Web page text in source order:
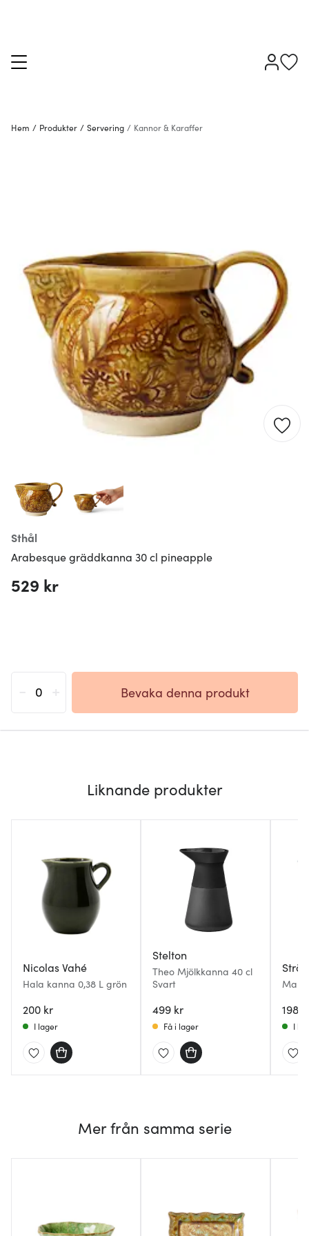
Hem / Produkter / Servering / Kannor & Karaffer
Sthål
Arabesque gräddkanna 30 cl pineapple
529 kr
Bevaka denna produkt
Liknande produkter
Nicolas Vahé
Hala kanna 0,38 L grön
200 kr
I lager
Stelton
Theo Mjölkkanna 40 cl
Svart
499 kr
Få i lager
198
I
Mer från samma serie